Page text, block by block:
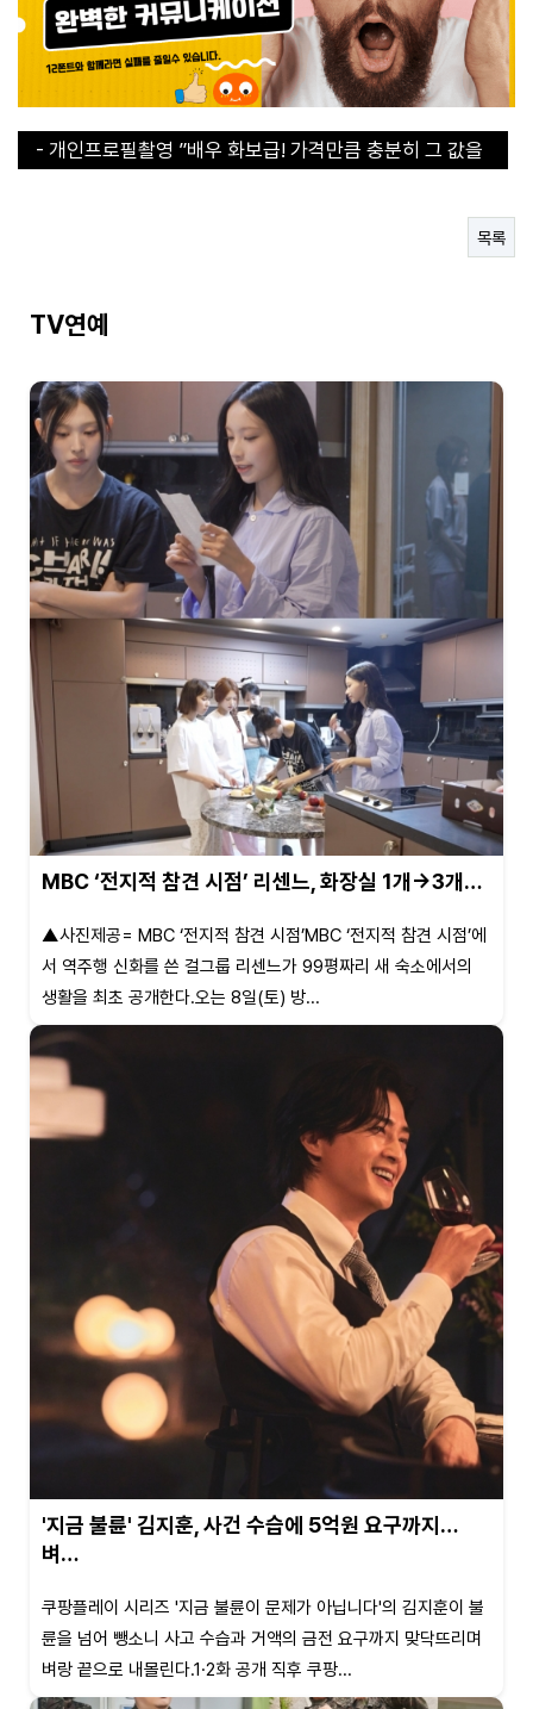
- 개인프로필촬영 ”배우 화보급! 가격만큼 충분히 그 값을
합니다“
- 개인프로필촬영 ”배우 화보급! 가격만큼 충분히 그 값을
합니다“
목록
TV연예
MBC ‘전지적 참견 시점’ 리센느, 화장실 1개→3개…
▲사진제공= MBC ‘전지적 참견 시점’MBC ‘전지적 참견 시점’에
서 역주행 신화를 쓴 걸그룹 리센느가 99평짜리 새 숙소에서의
생활을 최초 공개한다.오는 8일(토) 방...
'지금 불륜' 김지훈, 사건 수습에 5억원 요구까지…
벼…
쿠팡플레이 시리즈 '지금 불륜이 문제가 아닙니다'의 김지훈이 불
륜을 넘어 뺑소니 사고 수습과 거액의 금전 요구까지 맞닥뜨리며
벼랑 끝으로 내몰린다.1·2화 공개 직후 쿠팡...